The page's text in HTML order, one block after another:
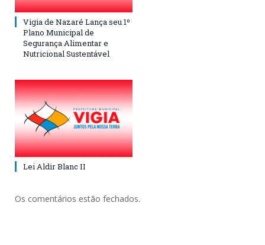
Vigia de Nazaré Lança seu 1º
Plano Municipal de
Segurança Alimentar e
Nutricional Sustentável
Lei Aldir Blanc II
Os comentários estão fechados.